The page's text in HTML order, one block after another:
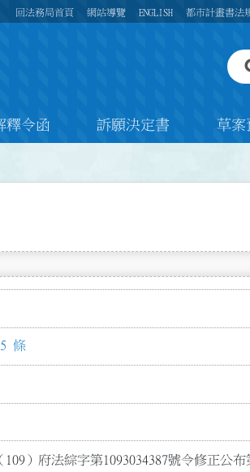
回法務局首頁 網站導覽 ENGLISH 都市計畫書法
釋令函 訴願決定書 草案
條
）府法綜字第1093034387號令修正公